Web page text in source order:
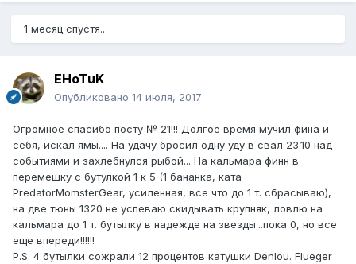
1 месяц спустя...
EHoTuK
Опубликовано 14 июля, 2017
Огромное спасибо посту № 21!!! Долгое время мучил фина и
себя, искал ямы.... На удачу бросил одну уду в свал 23.10 над
событиями и захлебнулся рыбой... На кальмара финн в
перемешку с бутулкой 1 к 5 (1 бананка, ката
PredatorMomsterGear, усиленная, все что до 1 т. сбрасываю),
на две тюны 1320 не успеваю скидывать крупняк, ловлю на
кальмара до 1 т. бутылку в надежде на звезды...пока 0, но все
еще впереди!!!!!!
P.S. 4 бутылки сожрали 12 процентов катушки Denlou. Flueger